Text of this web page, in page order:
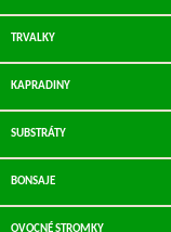
TRVALKY
KAPRADINY
SUBSTRÁTY
BONSAJE
OVOCNÉ STROMKY